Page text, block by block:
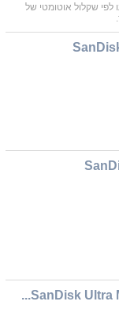
כוללים 20 דגמים ונקבעו לפי שקלול אוטומטי של